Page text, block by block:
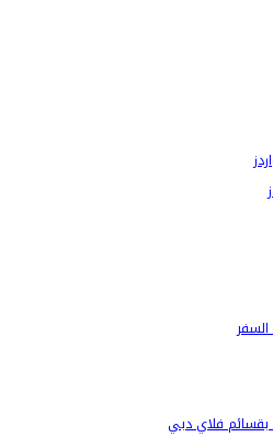
بقسائم فلاي دبي